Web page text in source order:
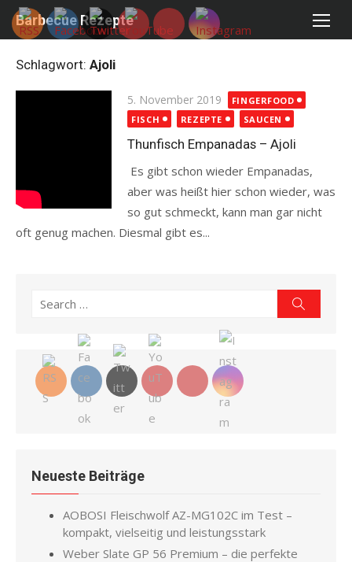
Skip
Barbecue Rezepte
Schlagwort: Ajoli
Posted
on
5. November 2019
FINGERFOOD
FISCH
REZEPTE SAUCEN
Thunfisch Empanadas – Ajoli
Es gibt schon wieder Empanadas,
aber was heißt hier schon wieder, was
so gut schmeckt, kann man gar nicht
oft genug machen. Diesmal gibt es...
Search
Neueste Beiträge
AOBOSI Fleischwolf AZ-MG102C im Test –
kompakt, vielseitig und leistungsstark
Weber Slate GP 56 Premium – die perfekte